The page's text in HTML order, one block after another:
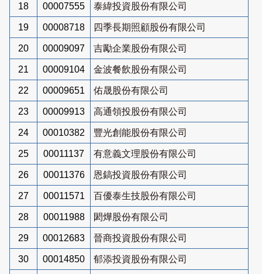
18 00007555 泰緯投資股份有限公司
19 00008718 四季長期照顧股份有限公司
20 00009097 吉勵企業股份有限公司
21 00009104 金波餐飲股份有限公司
22 00009651 佑晟股份有限公司
23 00009913 高通領投股份有限公司
24 00010382 豐光創能股份有限公司
25 00011137 有意義文理股份有限公司
26 00011376 恩鎬投資股份有限公司
27 00011571 百優泰生技股份有限公司
28 00011988 閎燁股份有限公司
29 00012683 晉商投資股份有限公司
30 00014850 郁添投資股份有限公司